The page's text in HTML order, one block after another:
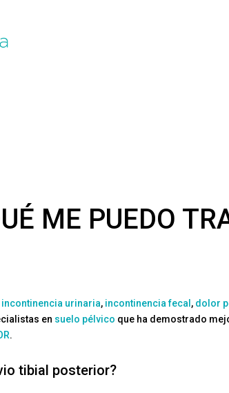
ME PUEDO
incontinencia urinaria, incontinencia fecal , dolor
en suelo pélvico que ha demostrado
.
tibial posterior?